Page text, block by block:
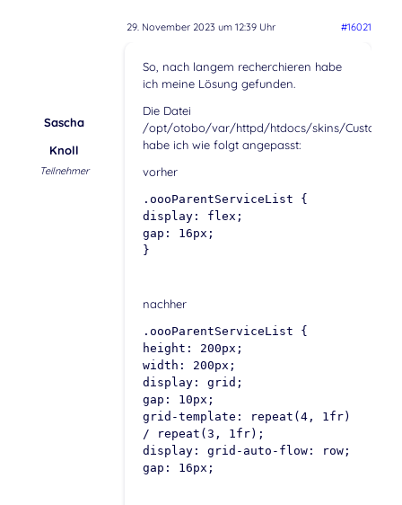
29. November 2023 um 12:39 Uhr #16021
Sascha
Knoll
Teilnehmer
So, nach langem recherchieren habe
ich meine Lösung gefunden.
Die Datei
/opt/otobo/var/httpd/htdocs/skins/Customer/
habe ich wie folgt angepasst:
vorher
.oooParentServiceList {
display: flex;
gap: 16px;
}
nachher
.oooParentServiceList {
height: 200px;
width: 200px;
display: grid;
gap: 10px;
grid-template: repeat(4, 1fr)
/ repeat(3, 1fr);
display: grid-auto-flow: row;
gap: 16px;